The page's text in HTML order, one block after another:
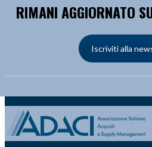
RIMANI AGGIORNATO
Iscriviti alla